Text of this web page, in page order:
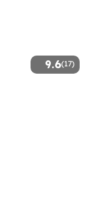
9.6(17)